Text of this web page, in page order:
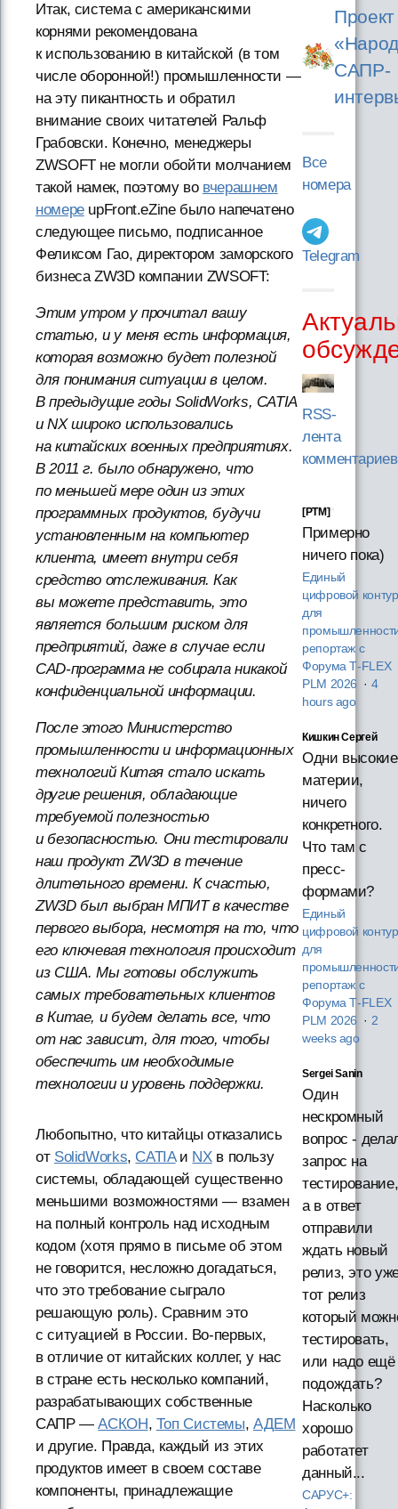
Итак, система с американскими
корнями рекомендована
к использованию в китайской (в том
числе оборонной!) промышленности —
на эту пикантность и обратил
внимание своих читателей Ральф
Грабовски. Конечно, менеджеры
ZWSOFT не могли обойти молчанием
такой намек, поэтому во вчерашнем
номереupFront.eZine было напечатено
следующее письмо, подписанное
Феликсом Гао, директором заморского
бизнеса ZW3D компании ZWSOFT:
Этим утром у прочитал вашу
статью, и у меня есть информация,
которая возможно будет полезной
для понимания ситуации в целом.
В предыдущие годы SolidWorks, CATIA
и NX широко использовались
на китайских военных предприятиях.
В 2011 г. было обнаружено, что
по меньшей мере один из этих
программных продуктов, будучи
установленным на компьютер
клиента, имеет внутри себя
средство отслеживания. Как
вы можете представить, это
является большим риском для
предприятий, даже в случае если
CAD-программа не собирала никакой
конфиденциальной информации.
После этого Министерство
промышленности и информационных
технологий Китая стало искать
другие решения, обладающие
требуемой полезностью
и безопасностью. Они тестировали
наш продукт ZW3D в течение
длительного времени. К счастью,
ZW3D был выбран МПИТ в качестве
первого выбора, несмотря на то, что
его ключевая технология происходит
из США. Мы готовы обслужить
самых требовательных клиентов
в Китае, и будем делать все, что
от нас зависит, для того, чтобы
обеспечить им необходимые
технологии и уровень поддержки.
Любопытно, что китайцы отказались
от SolidWorks, CATIAи NXв пользу
системы, обладающей существенно
меньшими возможностями — взамен
на полный контроль над исходным
кодом (хотя прямо в письме об этом
не говорится, несложно догадаться,
что это требование сыграло
решающую роль). Сравним это
с ситуацией в России. Во-первых,
в отличие от китайских коллег, у нас
в стране есть несколько компаний,
разрабатывающих собственные
САПР —АСКОН, Топ Системы, АДЕМ
и другие. Правда, каждый из этих
продуктов имеет в своем составе
компоненты, принадлежащие
Проект
САПР-
Все
номера
Telegram
RSS-
лента
комментариев
[PTM]
Примерно
ничего пока)
Единый
цифровой контур
для
репортаж с
Форума T‑FLEX
PLM 2026 · 4
hours ago
Кишкин Сергей
Одни высокие
материи,
ничего
конкретного.
Что там с
пресс-
формами?
Единый
цифровой контур
для
репортаж с
Форума T‑FLEX
PLM 2026 · 2
weeks ago
Sergei Sanin
Один
нескромный
вопрос -
запрос на
тестирование,
а в ответ
отправили
ждать новый
релиз, это
тот релиз
который
тестировать,
или надо ещё
подождать?
Насколько
хорошо
работатет
данный...
САРУС+: